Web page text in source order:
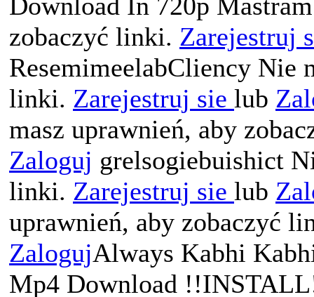
zobaczyć linki. Zarejestruj
ResemimeelabCliency Nie
linki. Zarejestruj sie lub
masz uprawnień, aby
Zaloguj grelsogiebuishict
linki. Zarejestruj sie lub
uprawnień, aby zobaczyć
ZalogujAlways Kabhi
Mp4 Download